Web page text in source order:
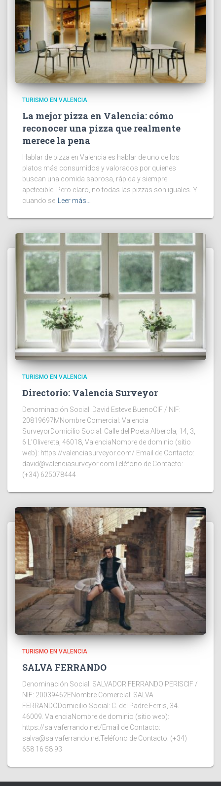
TURISMO EN VALENCIA
La mejor pizza en Valencia: cómo
reconocer una pizza que realmente
merece la pena
Hablar de pizza en Valencia es hablar de uno de los
platos más consumidos y valorados por quienes
buscan una comida sabrosa, rápida y siempre
apetecible. Pero claro, no todas las pizzas son iguales. Y
cuando se
Leer más…
TURISMO EN VALENCIA
Directorio: Valencia Surveyor
Denominación Social: David Esteve BuenoCIF / NIF:
20819697MNombre Comercial: Valencia
SurveyorDomicilio Social: Calle del Poeta Alberola, 14, 3,
6 L’Olivereta, 46018, ValenciaNombre de dominio (sitio
web): https://valenciasurveyor.com/ Email de Contacto:
david@valenciasurveyor.comTeléfono de Contacto:
(+34) 625078444
TURISMO EN VALENCIA
SALVA FERRANDO
Denominación Social: SALVADOR FERRANDO PERISCIF /
NIF: 20039462ENombre Comercial: SALVA
FERRANDODomicilio Social: C. del Padre Ferris, 34.
46009. ValenciaNombre de dominio (sitio web):
https://salvaferrando.net/Email de Contacto:
salva@salvaferrando.netTeléfono de Contacto: (+34)
658 16 58 93